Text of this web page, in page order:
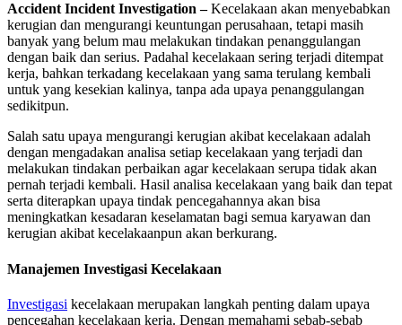
Accident Incident Investigation –Kecelakaan akan menyebabkan
kerugian dan mengurangi keuntungan perusahaan, tetapi masih
banyak yang belum mau melakukan tindakan penanggulangan
dengan baik dan serius. Padahal kecelakaan sering terjadi ditempat
kerja, bahkan terkadang kecelakaan yang sama terulang kembali
untuk yang kesekian kalinya, tanpa ada upaya penanggulangan
sedikitpun.
Salah satu upaya mengurangi kerugian akibat kecelakaan adalah
dengan mengadakan analisa setiap kecelakaan yang terjadi dan
melakukan tindakan perbaikan agar kecelakaan serupa tidak akan
pernah terjadi kembali. Hasil analisa kecelakaan yang baik dan tepat
serta diterapkan upaya tindak pencegahannya akan bisa
meningkatkan kesadaran keselamatan bagi semua karyawan dan
kerugian akibat kecelakaanpun akan berkurang.
Manajemen Investigasi Kecelakaan
Investigasi kecelakaan merupakan langkah penting dalam upaya
pencegahan kecelakaan kerja. Dengan memahami sebab-sebab